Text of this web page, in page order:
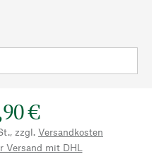
€
zzgl. Versandkosten
Versand mit DHL